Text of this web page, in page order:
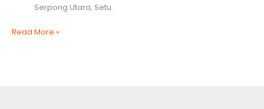
Serpong Utara, Setu.
Harga
Read More »